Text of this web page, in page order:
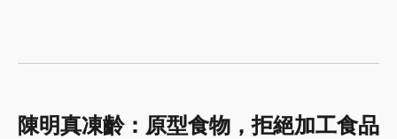
陳明真凍齡：原型食物，拒絕加工食品